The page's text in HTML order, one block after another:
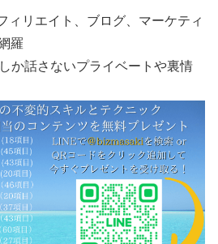
ィリエイト、ブログ、マーケティ
羅
か話さないプライベートや裏情